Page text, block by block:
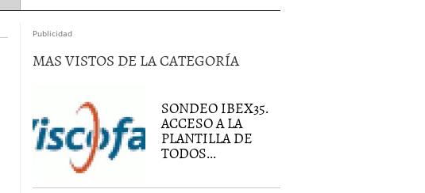
Publicidad
MAS VISTOS DE LA CATEGORÍA
SONDEO IBEX35.
ACCESO A LA
PLANTILLA DE
TODOS...